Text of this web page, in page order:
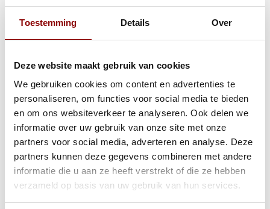
Toestemming Details Over
Deze website maakt gebruik van cookies
We gebruiken cookies om content en advertenties te
personaliseren, om functies voor social media te bieden
en om ons websiteverkeer te analyseren. Ook delen we
informatie over uw gebruik van onze site met onze
partners voor social media, adverteren en analyse. Deze
partners kunnen deze gegevens combineren met andere
informatie die u aan ze heeft verstrekt of die ze hebben
verzameld op basis van uw gebruik van hun services.
Jersey Topper Hoeslaken
1 tot 2 werkdagen
Dubbel Jersey
Hoeslaken Rood
1 tot 2